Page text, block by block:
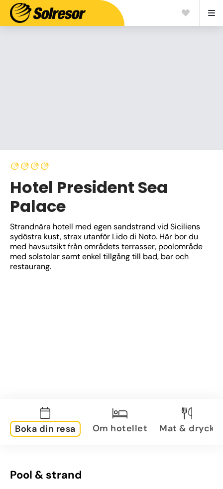
Hotel President Sea
Palace
Strandnära hotell med egen sandstrand vid Siciliens
sydöstra kust, strax utanför Lido di Noto. Här bor du
med havsutsikt från områdets terrasser, poolområde
med solstolar samt enkel tillgång till bad, bar och
restaurang.
Boka din resa Om hotellet Mat & dryck
Pool & strand